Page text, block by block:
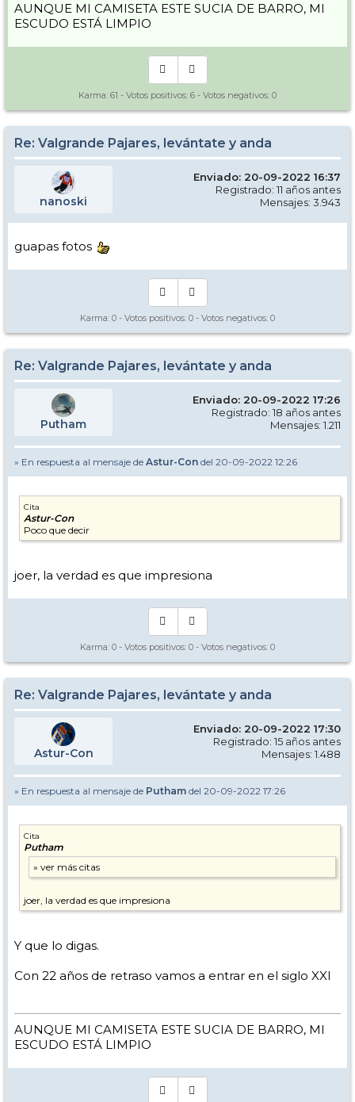
AUNQUE MI CAMISETA ESTE SUCIA DE BARRO, MI
ESCUDO ESTÁ LIMPIO
Karma: 61 - Votos positivos: 6 - Votos negativos: 0
Re: Valgrande Pajares, levántate y anda
nanoski
Enviado: 20-09-2022 16:37
Registrado: 11 años antes
Mensajes: 3.943
guapas fotos
Karma: 0 - Votos positivos: 0 - Votos negativos: 0
Re: Valgrande Pajares, levántate y anda
Putham
Enviado: 20-09-2022 17:26
Registrado: 18 años antes
Mensajes: 1.211
» En respuesta al mensaje de Astur-Con del 20-09-2022 12:26
Cita
Astur-Con
Poco que decir
joer, la verdad es que impresiona
Karma: 0 - Votos positivos: 0 - Votos negativos: 0
Re: Valgrande Pajares, levántate y anda
Astur-Con
Enviado: 20-09-2022 17:30
Registrado: 15 años antes
Mensajes: 1.488
» En respuesta al mensaje de Putham del 20-09-2022 17:26
Cita
Putham
joer, la verdad es que impresiona
Y que lo digas.
Con 22 años de retraso vamos a entrar en el siglo XXI
AUNQUE MI CAMISETA ESTE SUCIA DE BARRO, MI
ESCUDO ESTÁ LIMPIO